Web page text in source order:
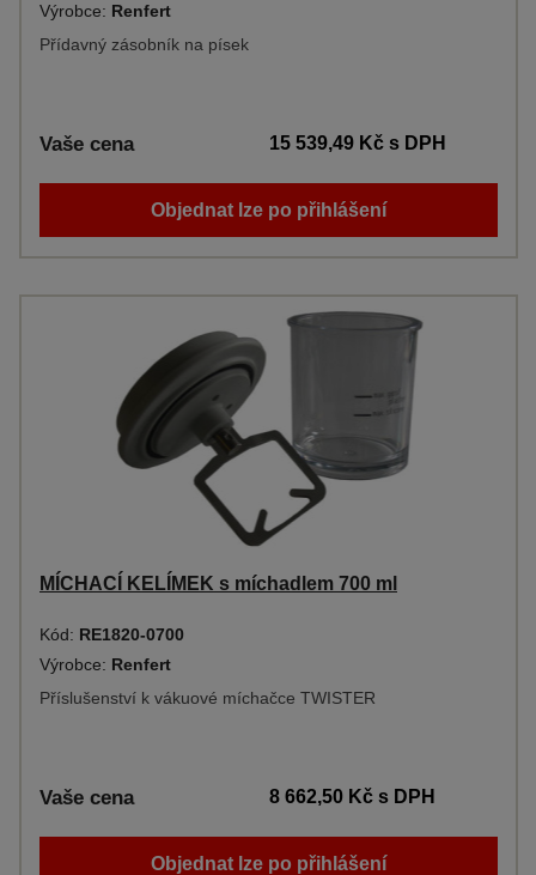
Výrobce: Renfert
Přídavný zásobník na písek
Vaše cena 15 539,49 Kčs DPH
Objednat lze po přihlášení
MÍCHACÍ KELÍMEK s míchadlem 700 ml
Kód: RE1820-0700
Výrobce: Renfert
Příslušenství k vákuové míchačce TWISTER
Vaše cena 8 662,50 Kčs DPH
Objednat lze po přihlášení